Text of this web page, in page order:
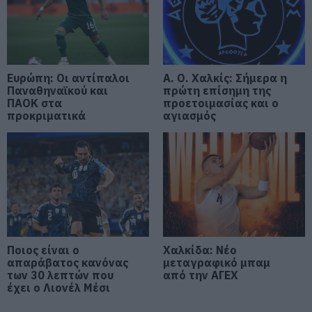
Αταμάν – Βίντεο από τη Σύμη
06.08.2026 | 19:40
Φωτιά στη Σκύρο: Συνεχίζει να
καίει στο Νησί, συγκλονιστική
μαρτυρία – Νέες εικόνες και
βίντεο
06.08.2026 | 19:40
Ξεκινάει τεράστιο έργο αξίας
2.425.000€ στην Εύβοια – Δείτε
06.08.2026 | 19:20
Ο μεγαλύτερος αυτοκινητόδρομος
της Ευρώπης κατασκευάζεται
στην Ελλάδα – Πού θα γίνει
06.08.2026 | 19:00
Συγκίνηση στην Εύβοια: Νέοι από
Ευρώπη: Οι αντίπαλοι
Παναθηναϊκού και
ΠΑΟΚ στα
προκριματικά
Α. Ο. Χαλκίς: Σήμερα η
πρώτη επίσημη της
προετοιμασίας και ο
αγιασμός
Ποιος είναι ο
απαράβατος κανόνας
των 30 λεπτών που
έχει ο Λιονέλ Μέσι
Χαλκίδα: Νέο
μεταγραφικό μπαμ
από την ΑΓΕΧ